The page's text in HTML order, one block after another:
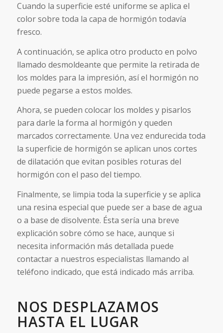
Cuando la superficie esté uniforme se aplica el
color sobre toda la capa de hormigón todavía
fresco.
A continuación, se aplica otro producto en polvo
llamado desmoldeante que permite la retirada de
los moldes para la impresión, así el hormigón no
puede pegarse a estos moldes.
Ahora, se pueden colocar los moldes y pisarlos
para darle la forma al hormigón y queden
marcados correctamente. Una vez endurecida toda
la superficie de hormigón se aplican unos cortes
de dilatación que evitan posibles roturas del
hormigón con el paso del tiempo.
Finalmente, se limpia toda la superficie y se aplica
una resina especial que puede ser a base de agua
o a base de disolvente. Ésta sería una breve
explicación sobre cómo se hace, aunque si
necesita información más detallada puede
contactar a nuestros especialistas llamando al
teléfono indicado, que está indicado más arriba.
NOS DESPLAZAMOS
HASTA EL LUGAR